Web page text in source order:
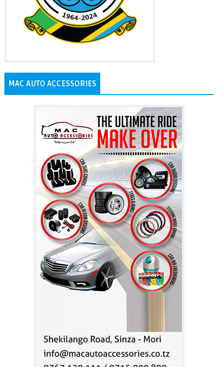
MAC AUTO ACCESSORIES